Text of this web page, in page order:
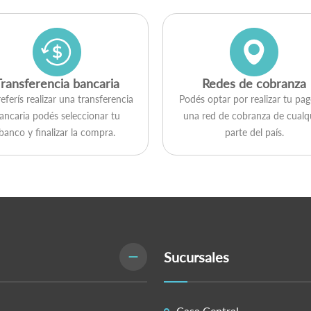
bancaria
realizar una transferencia
podés seleccionar tu
y finalizar la compra.
Redes de cobranza
Podés optar por realizar tu
una red de cobranza de
parte del país.
Sucursales